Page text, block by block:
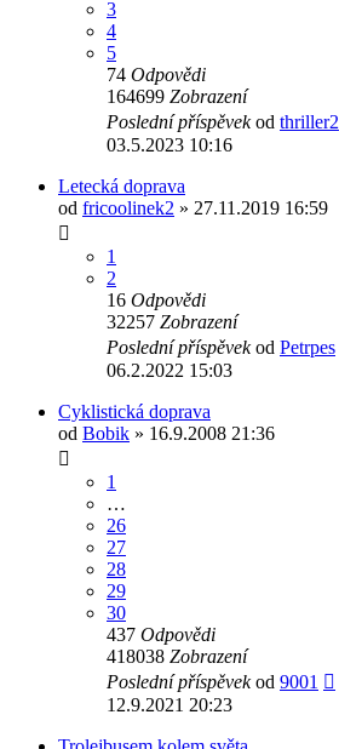
3
4
5
74 Odpovědi
164699 Zobrazení
Poslední příspěvekod thriller2
03.5.2023 10:16
Letecká doprava
od fricoolinek2 » 27.11.2019 16:59
1
2
16 Odpovědi
32257 Zobrazení
Poslední příspěvekod Petrpes
06.2.2022 15:03
Cyklistická doprava
od Bobik » 16.9.2008 21:36
1
…
26
27
28
29
30
437 Odpovědi
418038 Zobrazení
Poslední příspěvekod 9001
12.9.2021 20:23